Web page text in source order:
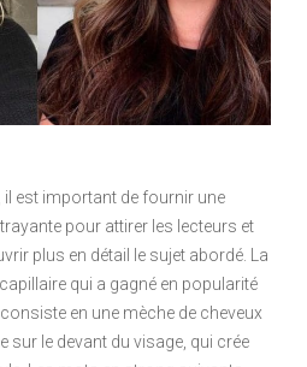
il est important de fournir une
pour attirer les lecteurs et
plus en détail le sujet abordé. La
qui a gagné en popularité
en une mèche de cheveux
sur le devant du visage, qui crée